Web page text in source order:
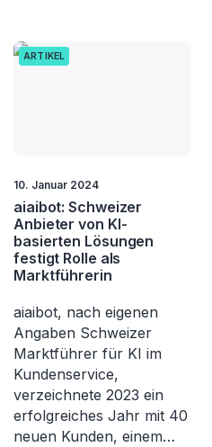
ARTIKEL
10. Januar 2024
aiaibot: Schweizer
Anbieter von KI-
basierten Lösungen
festigt Rolle als
Marktführerin
aiaibot, nach eigenen
Angaben Schweizer
Marktführer für KI im
Kundenservice,
verzeichnete 2023 ein
erfolgreiches Jahr mit 40
neuen Kunden, einem…